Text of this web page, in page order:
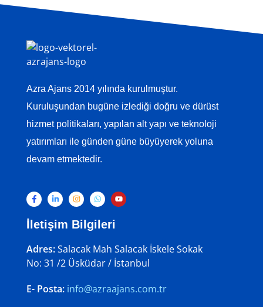
Azra Ajans 2014 yılında kurulmuştur.
Kuruluşundan bugüne izlediği doğru ve dürüst
hizmet politikaları, yapılan alt yapı ve teknoloji
yatırımları ile günden güne büyüyerek yoluna
devam etmektedir.
İletişim Bilgileri
Adres:Salacak Mah Salacak İskele Sokak
No: 31 /2 Üsküdar / İstanbul
E- Posta: info@azraajans.com.tr